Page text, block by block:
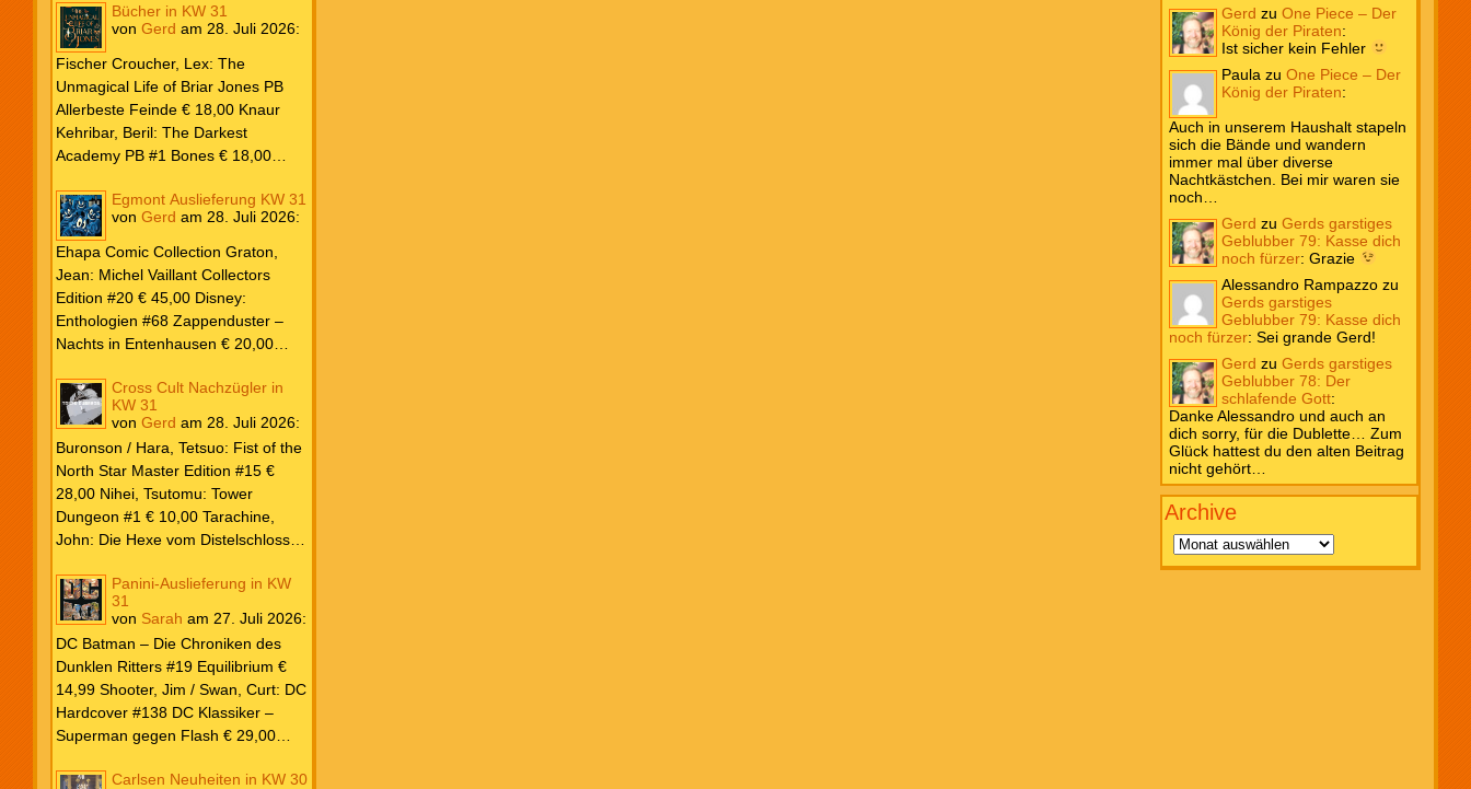
kompletten Comicstrips – 1972 –
1973 € 29,00 Knesebeck Hendrix,
John: Die Weltenerschaffer Die
fantastische Freundschaft von C.S.
Lewis & J.R.R. Tolkien € 30,00
Weissblech Luba Wolfsschwanz #22
€ 4,90 Horror Schocker #81 € 4,90
Bücher in KW 31
von Gerd am 28. Juli 2026:
Fischer Croucher, Lex: The
Unmagical Life of Briar Jones PB
Allerbeste Feinde € 18,00 Knaur
Kehribar, Beril: The Darkest
Academy PB #1 Bones € 18,00
Trilogie PB #3 To Spark a Fae War €
18,00 Bramble Hardcover Priest: Lie
Huo Jiao Chou HC #1 Drowning
Sorrows in Raging Fire € 25,00
Carlsen Davon, Isla: Blackened
Blade PB #3 Of Blackened Blood €
18,00
Egmont Auslieferung KW 31
von Gerd am 28. Juli 2026:
Ehapa Comic Collection Graton,
Jean: Michel Vaillant Collectors
Edition #20 € 45,00 Disney:
Enthologien #68 Zappenduster –
Nachts in Entenhausen € 20,00
Vagabond Master Edition #12 €
24,00 Inagaki / Murata: Eyeshield
Fujimoto: Chainsaw Man #22 € 8,50
Aoyama: Detektiv Conan #108 €
8,00 Eichinger, Daniel: Oventroja
(Fortsetzung von Jovantore) €
22,00 Iwatobi: Herr Unsichtbar und
seine zukünftige Frau #3 € 14,00
Cross Cult Nachzügler in
KW 31
von Gerd am 28. Juli 2026:
Buronson / Hara, Tetsuo: Fist of the
North Star Master Edition #15 €
28,00 Nihei, Tsutomu: Tower
Dungeon #1 € 10,00 Tarachine,
John: Die Hexe vom Distelschloss
Panini-Auslieferung in KW
31
von Sarah am 27. Juli 2026:
DC Batman – Die Chroniken des
Dunklen Ritters #19 Equilibrium €
14,99 Shooter, Jim / Swan, Curt: DC
Hardcover #138 DC Klassiker –
Superman gegen Flash € 29,00
Poison Ivy #7 Kampf € 22,00
Carlsen Neuheiten in KW 30
Gerd zuOne Piece – Der
König der Piraten:
Ist sicher kein Fehler
Paula zuOne Piece – Der
König der Piraten:
Auch in unserem Haushalt stapeln
sich die Bände und wandern
immer mal über diverse
Nachtkästchen. Bei mir waren sie
noch…
Gerd zuGerds garstiges
Geblubber 79: Kasse dich
noch fürzer:Grazie
Alessandro Rampazzo zu
Gerds garstiges
Geblubber 79: Kasse dich
noch fürzer:Sei grande Gerd!
Gerd zuGerds garstiges
Geblubber 78: Der
schlafende Gott:
Danke Alessandro und auch an
dich sorry, für die Dublette… Zum
Glück hattest du den alten Beitrag
nicht gehört…
Archive